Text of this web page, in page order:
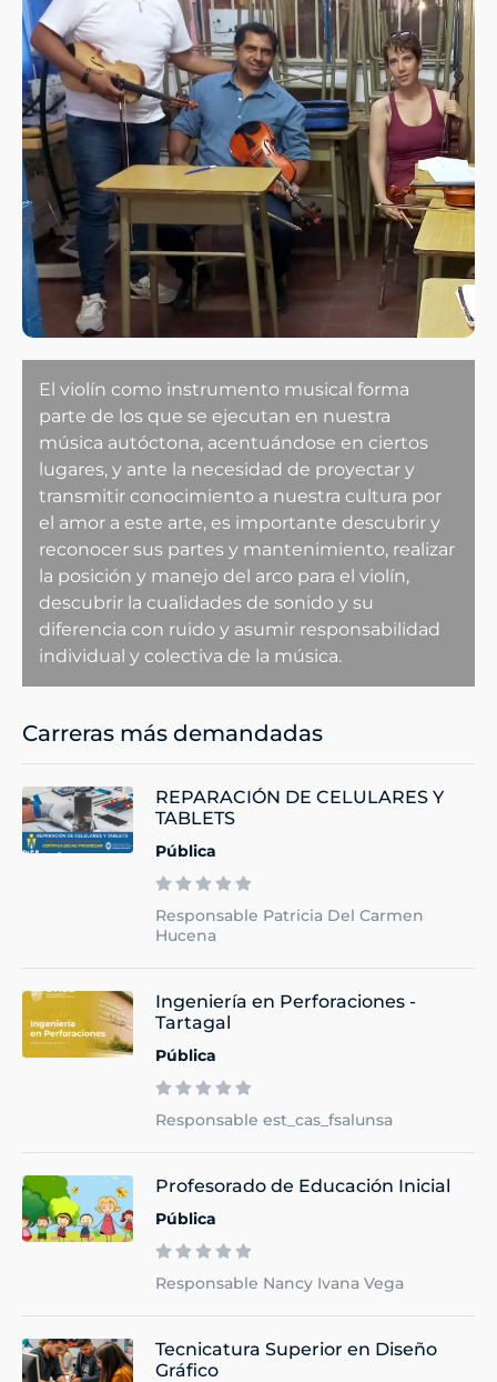
El violín como instrumento musical forma
parte de los que se ejecutan en nuestra
música autóctona, acentuándose en ciertos
lugares, y ante la necesidad de proyectar y
transmitir conocimiento a nuestra cultura por
el amor a este arte, es importante descubrir y
reconocer sus partes y mantenimiento, realizar
la posición y manejo del arco para el violín,
descubrir la cualidades de sonido y su
diferencia con ruido y asumir responsabilidad
individual y colectiva de la música.
Carreras más demandadas
REPARACIÓN DE CELULARES Y
TABLETS
Pública
Responsable Patricia Del Carmen
Hucena
Ingeniería en Perforaciones -
Tartagal
Pública
Responsable est_cas_fsalunsa
Profesorado de Educación Inicial
Pública
Responsable Nancy Ivana Vega
Tecnicatura Superior en Diseño
Gráfico